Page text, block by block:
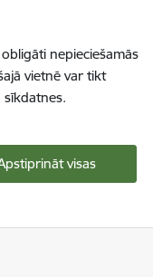
nepieciešamās
vietnē var tikt
visas